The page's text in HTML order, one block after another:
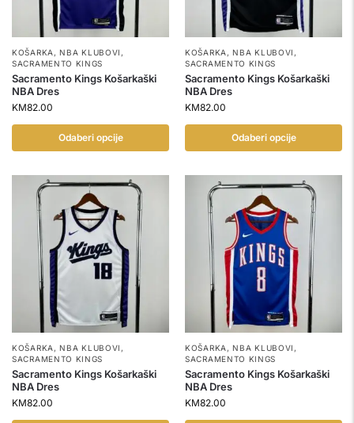
KOŠARKA ,NBA KLUBOVI ,
SACRAMENTO KINGS
Sacramento Kings Košarkaški
NBA Dres
KM82.00
Odaberi opcije
KOŠARKA ,NBA KLUBOVI ,
SACRAMENTO KINGS
Sacramento Kings Košarkaški
NBA Dres
KM82.00
Odaberi opcije
KOŠARKA ,NBA KLUBOVI ,
SACRAMENTO KINGS
Sacramento Kings Košarkaški
NBA Dres
KM82.00
KOŠARKA ,NBA KLUBOVI ,
SACRAMENTO KINGS
Sacramento Kings Košarkaški
NBA Dres
KM82.00